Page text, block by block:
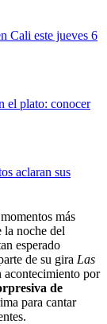
Cali este jueves 6
el plato: conocer
aclaran sus
más
la noche del
esperado
de su gira Las
acontecimiento por
de
para cantar